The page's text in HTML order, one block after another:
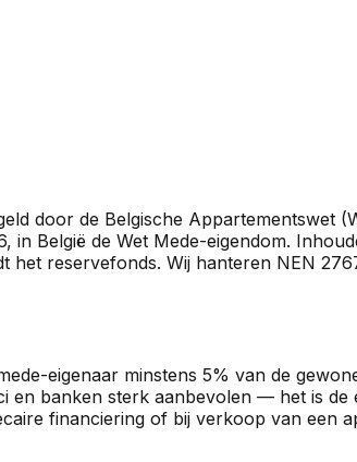
door de Belgische Appartementswet
in België de Wet Mede-eigendom.
reservefonds. Wij hanteren NEN
eigenaar minstens 5% van de
en banken sterk aanbevolen — het is de
financiering of bij verkoop van een